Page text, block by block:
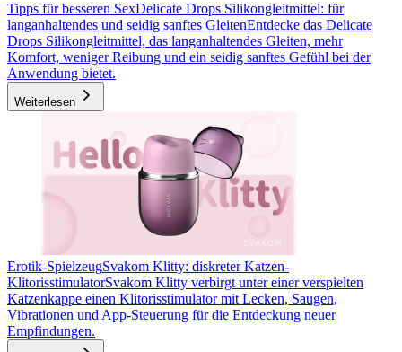
Tipps für besseren SexDelicate Drops Silikongleitmittel: für
langanhaltendes und seidig sanftes GleitenEntdecke das Delicate
Drops Silikongleitmittel, das langanhaltendes Gleiten, mehr
Komfort, weniger Reibung und ein seidig sanftes Gefühl bei der
Anwendung bietet.
Weiterlesen
Erotik-SpielzeugSvakom Klitty: diskreter Katzen-
KlitorisstimulatorSvakom Klitty verbirgt unter einer verspielten
Katzenkappe einen Klitorisstimulator mit Lecken, Saugen,
Vibrationen und App-Steuerung für die Entdeckung neuer
Empfindungen.